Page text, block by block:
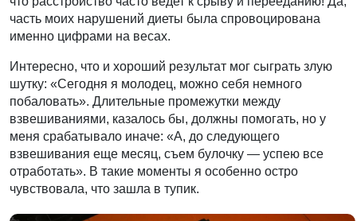
часть моих нарушений диеты была спровоцирована
именно цифрами на весах.
Интересно, что и хороший результат мог сыграть злую
шутку: «Сегодня я молодец, можно себя немного
побаловать». Длительные промежутки между
взвешиваниями, казалось бы, должны помогать, но у
меня срабатывало иначе: «А, до следующего
взвешивания еще месяц, съем булочку — успею все
отработать». В такие моменты я особенно остро
чувствовала, что зашла в тупик.